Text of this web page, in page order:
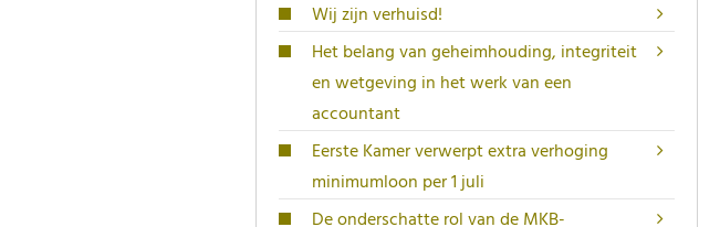
Wij zijn verhuisd!
Het belang van geheimhouding, integriteit
en wetgeving in het werk van een
accountant
Eerste Kamer verwerpt extra verhoging
minimumloon per 1 juli
De onderschatte rol van de MKB-